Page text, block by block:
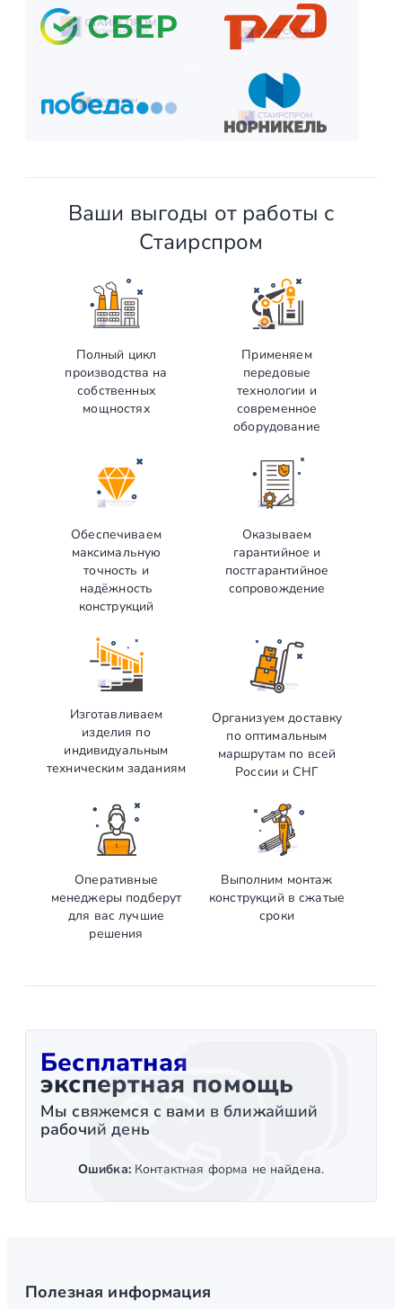
Ваши выгоды от работы с
Стаирспром
Полный цикл
производства на
собственных
мощностях
Применяем
передовые
технологии и
современное
оборудование
Обеспечиваем
максимальную
точность и
надёжность
конструкций
Оказываем
гарантийное и
постгарантийное
сопровождение
Изготавливаем
изделия по
индивидуальным
техническим заданиям
Организуем доставку
по оптимальным
маршрутам по всей
России и СНГ
Оперативные
менеджеры подберут
для вас лучшие
решения
Выполним монтаж
конструкций в сжатые
сроки
Бесплатная
экспертная помощь
Мы свяжемся с вами в ближайший
рабочий день
Ошибка:Контактная форма не найдена.
Полезная информация